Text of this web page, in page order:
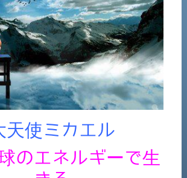
天使ミカエル
のエネルギーで生